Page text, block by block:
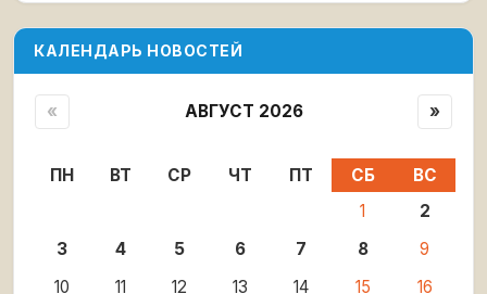
КАЛЕНДАРЬ НОВОСТЕЙ
« АВГУСТ 2026 »
ПН ВТ СР ЧТ ПТ СБ
ВС
1
2
3
4 5 6 7 8
9
10
11 12 13 14 15
16